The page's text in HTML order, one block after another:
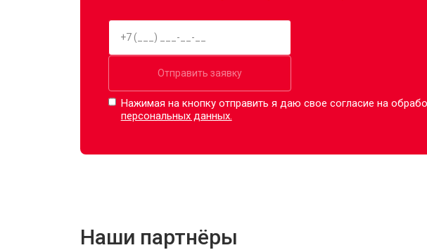
Отправить заявку
Нажимая на кнопку отправить я даю свое согласие на
персональных данных.
Наши партнёры